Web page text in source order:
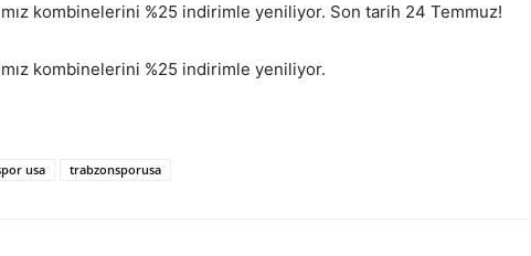
kombinelerini %25 indirimle yeniliyor. Son tarih 24 Temmuz!
kombinelerini %25 indirimle yeniliyor.
usa trabzonsporusa